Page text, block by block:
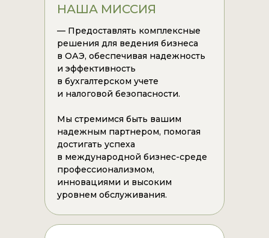
— Предоставлять комплексные
решения для ведения бизнеса
в ОАЭ, обеспечивая надежность
и эффективность
в бухгалтерском учете
и налоговой безопасности.
Мы стремимся быть вашим
надежным партнером, помогая
достигать успеха
в международной бизнес-среде
профессионализмом,
инновациями и высоким
уровнем обслуживания.
НАША МИССИЯ